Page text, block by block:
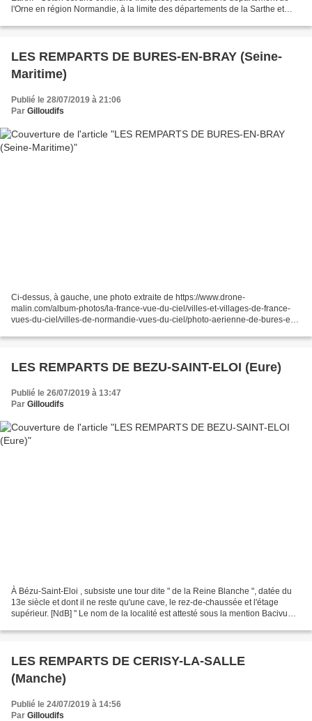
l'Orne en région Normandie, à la limite des départements de la Sarthe et
LES REMPARTS DE BURES-EN-BRAY (Seine-
Maritime)
Publié le 28/07/2019 à 21:06
Par Gilloudifs
Ci-dessus, à gauche, une photo extraite de https://www.drone-
malin.com/album-photos/la-france-vue-du-ciel/villes-et-villages-de-france-
vues-du-ciel/villes-de-normandie-vues-du-ciel/photo-aerienne-de-bures-en-
LES REMPARTS DE BEZU-SAINT-ELOI (Eure)
Publié le 26/07/2019 à 13:47
Par Gilloudifs
À Bézu-Saint-Eloi , subsiste une tour dite " de la Reine Blanche ", datée du
13e siècle et dont il ne reste qu'une cave, le rez-de-chaussée et l'étage
supérieur. [NdB] " Le nom de la localité est attesté sous la mention Bacivum
LES REMPARTS DE CERISY-LA-SALLE
(Manche)
Publié le 24/07/2019 à 14:56
Par Gilloudifs